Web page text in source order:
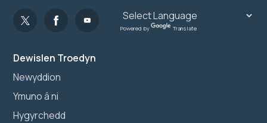
Dewislen Troedyn
Newyddion
Ymuno â ni
Hygyrchedd
Powered by Translate